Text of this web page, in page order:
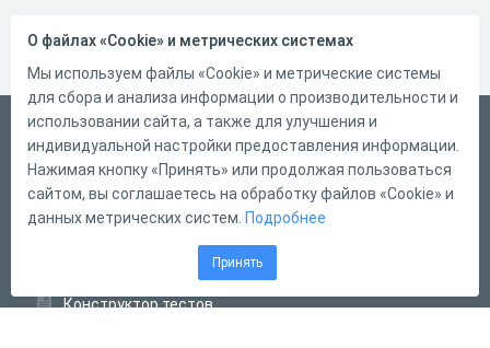
Русский
Справка
Форма обратной связи
Конструктор тестов
О файлах «Cookie» и метрических системах
Мы используем файлы «Cookie» и метрические системы
для сбора и анализа информации о производительности и
использовании сайта, а также для улучшения и
индивидуальной настройки предоставления информации.
Нажимая кнопку «Принять» или продолжая пользоваться
сайтом, вы соглашаетесь на обработку файлов «Cookie» и
данных метрических систем. Подробнее
Принять